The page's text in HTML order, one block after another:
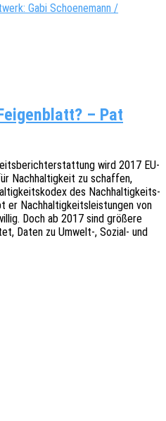
Gabi Schoenemann /
– Pat
wird 2017 EU-
Nach­hal­tig­keit zu schaf­fen,
des Nach­hal­tig­keits­
er Nach­hal­tig­keits­leis­tun­gen von
Doch ab 2017 sind größe­re
Daten zu Umwelt‑, Sozial- und